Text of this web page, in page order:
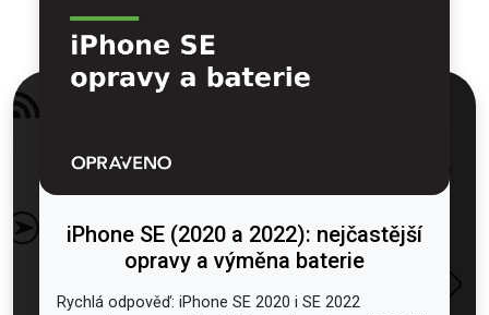
iPhone SE (2020 a 2022): nejčastější
opravy a výměna baterie
Rychlá odpověď: iPhone SE 2020 i SE 2022